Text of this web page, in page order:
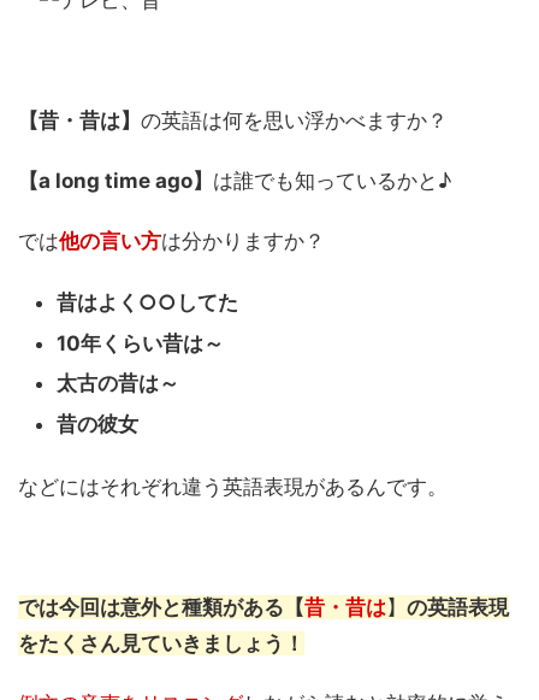
【昔・昔は】 の英語は何を思い浮かべますか？
【a long time ago】 は誰でも知っているかと♪
では他の言い方は分かりますか？
昔はよく○○してた
10年くらい昔は～
太古の昔は～
昔の彼女
などにはそれぞれ違う英語表現があるんです。
では今回は意外と種類がある【昔・昔は】 の英語表現
をたくさん見ていきましょう！